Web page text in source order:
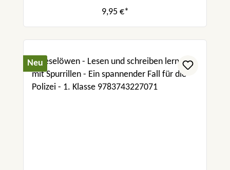
neugieriger Welpe
9,95 €*
Neu